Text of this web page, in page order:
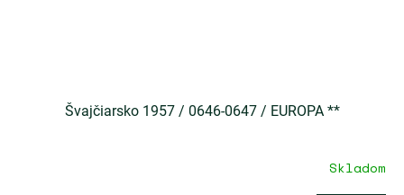
Švajčiarsko 1957 / 0646-0647 / EUROPA **
Skladom